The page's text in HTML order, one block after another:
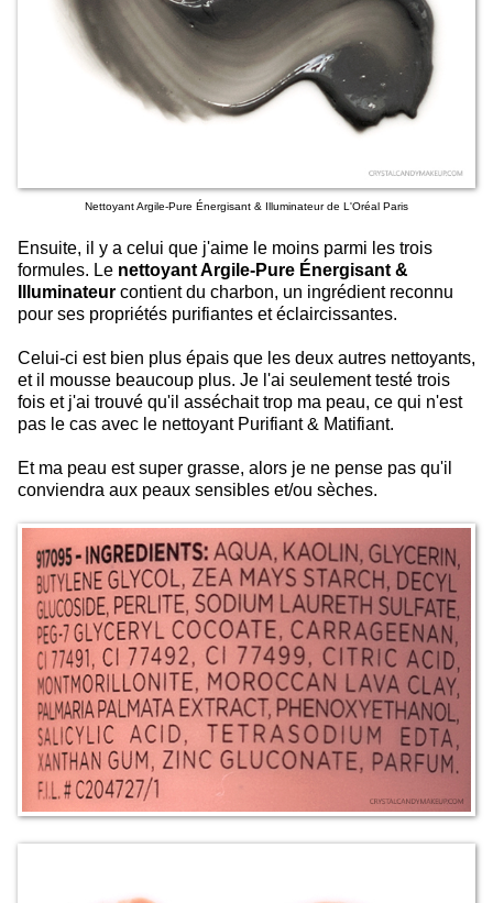
Nettoyant Argile-Pure Énergisant & Illuminateur de L'Oréal Paris
Ensuite, il y a celui que j'aime le moins parmi les trois
formules. Le nettoyant Argile-Pure Énergisant &
Illuminateur contient du charbon, un ingrédient reconnu
pour ses propriétés purifiantes et éclaircissantes.
Celui-ci est bien plus épais que les deux autres nettoyants,
et il mousse beaucoup plus. Je l'ai seulement testé trois
fois et j'ai trouvé qu'il asséchait trop ma peau, ce qui n'est
pas le cas avec le nettoyant Purifiant & Matifiant.
Et ma peau est super grasse, alors je ne pense pas qu'il
conviendra aux peaux sensibles et/ou sèches.